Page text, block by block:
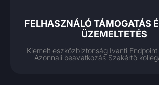
FELHASZNÁLÓ TÁMOGATÁS
ÜZEMELTETÉS
Kiemelt eszközbiztonság Ivanti
Azonnali beavatkozás Szakértő